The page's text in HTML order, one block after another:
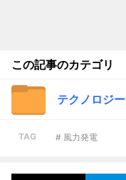
この記事のカテゴリ
テクノロジー
TAG # 風力発電